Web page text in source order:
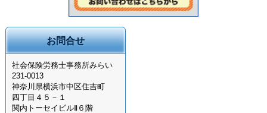
お問合せ
社会保険労務士事務所みらい
231-0013
神奈川県横浜市中区住吉町
四丁目４５－１
関内トーセイビルⅡ６階